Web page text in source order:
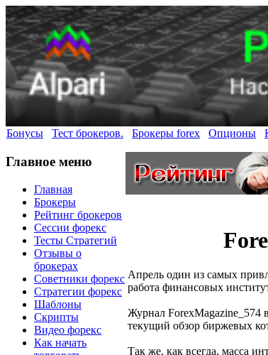
Бонусы Тест брокеров. Брокеры forex Опционы
Главное меню
Главная
Брокеры
Рейтинг брокеров
Сессии форекс
Тесты Стратегий
Отзывы о
брокерах
Советники форекс
Стратегии форекс
Шаблоны
Скрипты
Видео форекс
Как начать
Апрель один из самых
работа финансовых
Журнал ForexMagazine_574
текущий обзор биржевых
Так же, как всегда, масса